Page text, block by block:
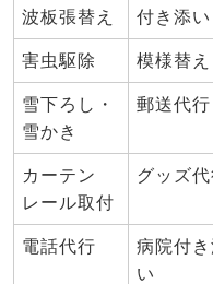
波板張替え 付き添い
害虫駆除 模様替え
雪下ろし・
雪かき
郵送代行
カーテン
レール取付
グッズ
電話代行
病院付き
い